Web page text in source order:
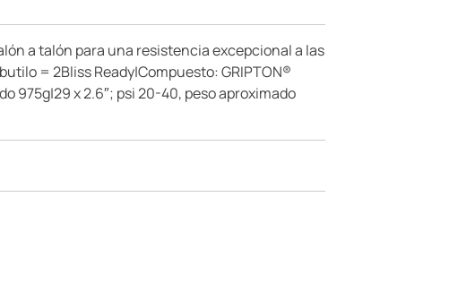
a talón para una resistencia excepcional a las
= 2Bliss Ready|Compuesto: GRIPTON®
975g|29 x 2.6″; psi 20-40, peso aproximado